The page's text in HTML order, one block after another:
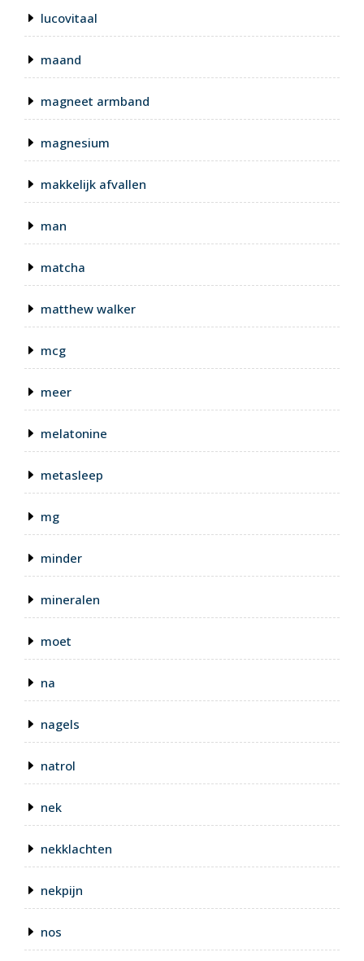
lucovitaal
maand
magneet armband
magnesium
makkelijk afvallen
man
matcha
matthew walker
mcg
meer
melatonine
metasleep
mg
minder
mineralen
moet
na
nagels
natrol
nek
nekklachten
nekpijn
nos